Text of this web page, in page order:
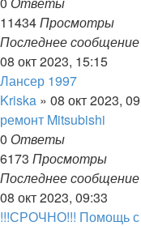
11434Просмотры
Последнее сообщение
08 окт 2023, 15:15
Лансер 1997
Kriska » 08 окт 2023,
ремонт Mitsubishi
0 Ответы
6173 Просмотры
Последнее сообщение
08 окт 2023, 09:33
!!!СРОЧНО!!! Помощь с